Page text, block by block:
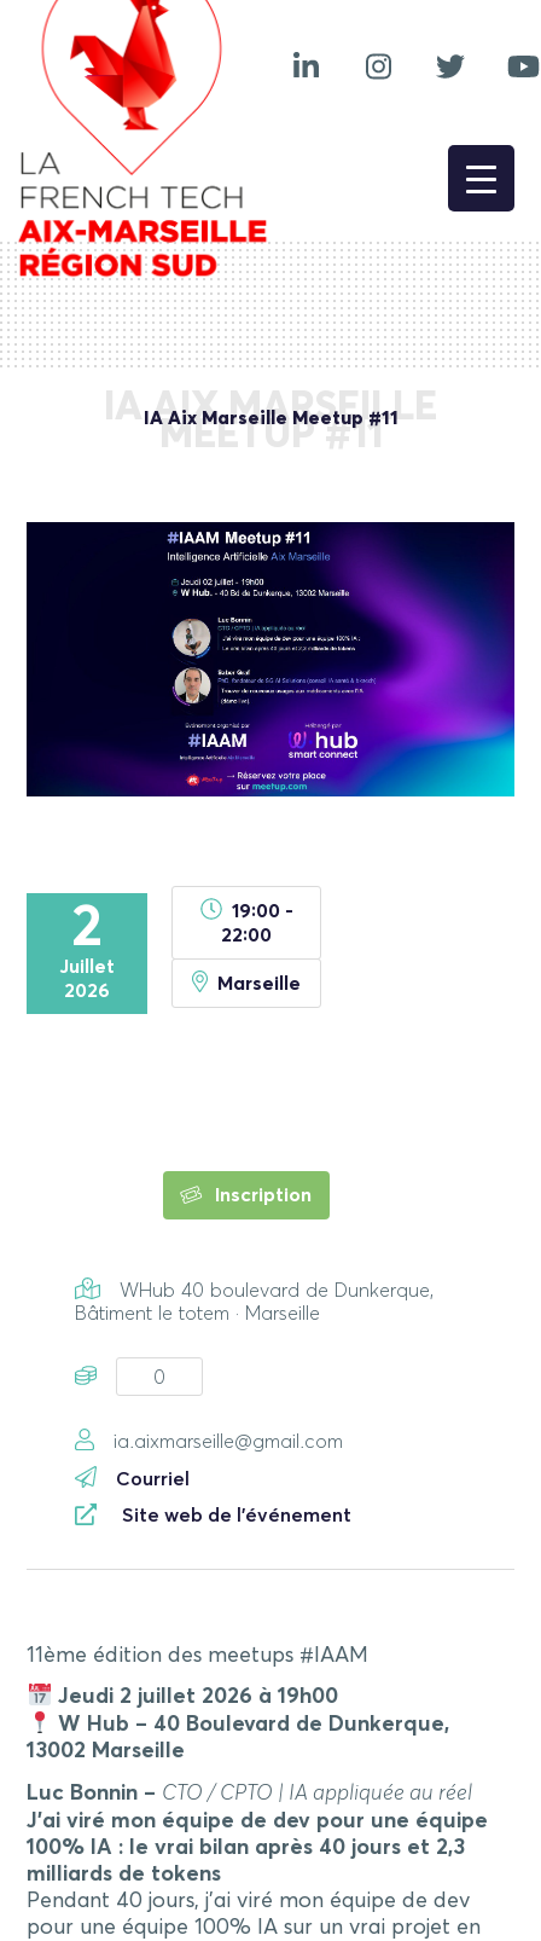
IA AIX MARSEILLE
MEETUP #11
IA Aix Marseille Meetup #11
2
Juillet
2026
19:00 -
22:00
Marseille
Inscription
WHub 40 boulevard de Dunkerque,
Bâtiment le totem · Marseille
0
ia.aixmarseille@gmail.com
Courriel
Site web de l'événement
11ème édition des meetups #IAAM
Jeudi 2 juillet 2026 à 19h00
W Hub – 40 Boulevard de Dunkerque,
13002 Marseille
Luc Bonnin – CTO / CPTO | IA appliquée au réel
J’ai viré mon équipe de dev pour une équipe
100% IA : le vrai bilan après 40 jours et 2,3
milliards de tokens
Pendant 40 jours, j’ai viré mon équipe de dev
pour une équipe 100% IA sur un vrai projet en